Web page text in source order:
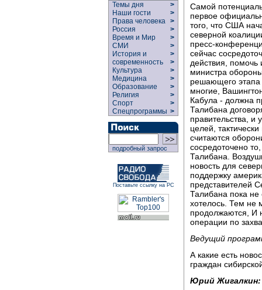
Темы дня
>
Наши гости
>
Права человека >
Россия
>
Время и Мир
>
СМИ
>
История и
современность
>
>
Культура
>
Медицина
>
Образование
>
Религия
>
Спорт
>
Спецпрограммы >
подробный запрос
Поставьте ссылку на РС
Самой
первое
того, что США
северной
пресс-
сейчас
действия, помочь
министра
решающего этапа
многие,
Кабула - должна
Талибана
правительства, и
целей,
считаются
сосредоточено
Талибана.
новость для
поддержку
представителей
Талибана пока
хотелось. Тем не
продолжаются, И
операции по
Ведущий
А какие есть
граждан
Юрий Жигалкин: